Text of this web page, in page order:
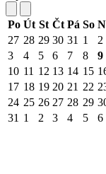
Po Út St Čt Pá So
27 28 29 30 31 1
2
3
4 5 6 7 8
9
10 11 12 13 14 15
17 18 19 20 21 22
24 25 26 27 28 29
31 1 2 3 4 5 6